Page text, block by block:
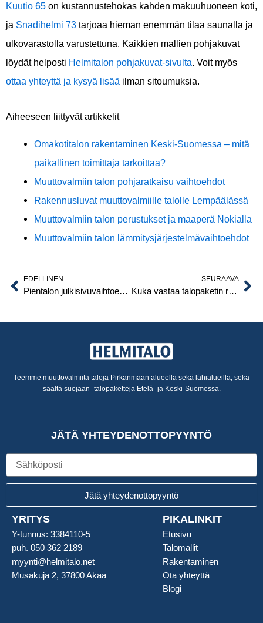
Kuutio 65 on kustannustehokas kahden makuuhuoneen koti,
ja Snadihelmi 73 tarjoaa hieman enemmän tilaa saunalla ja
ulkovarastolla varustettuna. Kaikkien mallien pohjakuvat
löydät helposti Helmitalon pohjakuvat-sivulta. Voit myös
ottaa yhteyttä ja kysyä lisää ilman sitoumuksia.
Aiheeseen liittyvät artikkelit
Omakotitalon rakentaminen Keski-Suomessa – mitä
paikallinen toimittaja tarkoittaa?
Muuttovalmiin talon pohjaratkaisu vaihtoehdot
Rakennusluvat muuttovalmiille talolle Lempäälässä
Muuttovalmiin talon perustukset ja maaperä Nokialla
Muuttovalmiin talon lämmitysjärjestelmävaihtoehdot
Prev
EDELLINEN
Pientalon julkisivuvaihtoehdot – moderni, perinteinen vai ajaton, mikä sopii Pirkanmaalle?
SEURAAVA
Kuka vastaa talopaketin rakentamisesta Ylöjärvellä?
Teemme muuttovalmiita taloja Pirkanmaan alueella sekä lähialueilla, sekä
säältä suojaan -talopaketteja Etelä- ja Keski-Suomessa.
JÄTÄ YHTEYDENOTTOPYYNTÖ
Sähköposti
Jätä yhteydenottopyyntö
YRITYS
Y-tunnus: 3384110-5
puh. 050 362 2189
myynti@helmitalo.net
Musakuja 2, 37800 Akaa
PIKALINKIT
Etusivu
Talomallit
Rakentaminen
Ota yhteyttä
Blogi